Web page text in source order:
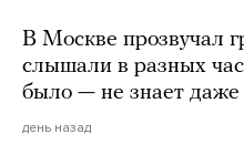
В Москве прозвучал
слышали в разных
было — не знает
день назад